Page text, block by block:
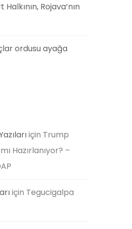
Rojava’nın
ordusu ayağa
için Trump
Hazırlanıyor? –
için Tegucigalpa